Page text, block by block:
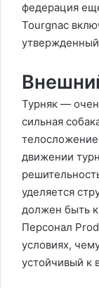
федерация
Tourgnac
Турняк —
сильная
движении
уделяется
должен быть
Персонал
условиях,
устойчивый к